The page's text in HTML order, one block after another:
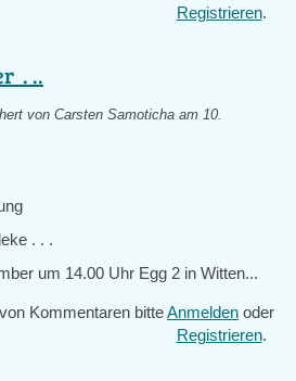
Registrieren.
. ..
von Carsten Samoticha am 10.
. . .
um 14.00 Uhr Egg 2 in Witten...
Kommentaren bitteAnmelden oder
Registrieren.